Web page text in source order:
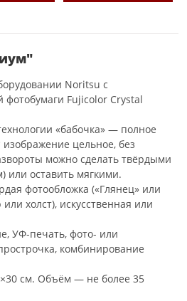
Noritsu с
фотобумаги Fujicolor Crystal
«бабочка» — полное
цельное, без
можно сделать твёрдыми
или оставить мягкими.
фотообложка («Глянец» или
холст), искусственная или
УФ-печать, фото- или
комбинирование
см. Объём — не более 35